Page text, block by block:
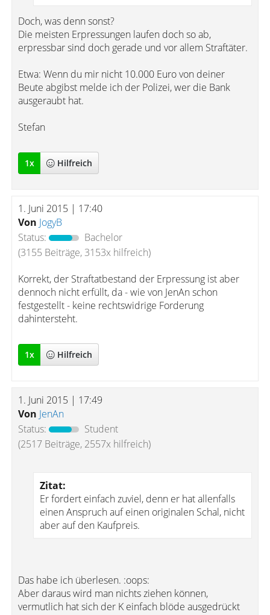
Doch, was denn sonst?
Die meisten Erpressungen laufen doch so ab,
erpressbar sind doch gerade und vor allem Straftäter.
Etwa: Wenn du mir nicht 10.000 Euro von deiner
Beute abgibst melde ich der Polizei, wer die Bank
ausgeraubt hat.
Stefan
1x Hilfreich
1. Juni 2015 | 17:40
Von JogyB
Status:
Bachelor
(3155 Beiträge, 3153x hilfreich)
Korrekt, der Straftatbestand der Erpressung ist aber
dennoch nicht erfüllt, da - wie von JenAn schon
festgestellt - keine rechtswidrige Forderung
dahintersteht.
1x Hilfreich
1. Juni 2015 | 17:49
Von JenAn
Status:
Student
(2517 Beiträge, 2557x hilfreich)
Zitat:
Er fordert einfach zuviel, denn er hat allenfalls
einen Anspruch auf einen originalen Schal, nicht
aber auf den Kaufpreis.
Das habe ich überlesen. :oops:
Aber daraus wird man nichts ziehen können,
vermutlich hat sich der K einfach blöde ausgedrückt